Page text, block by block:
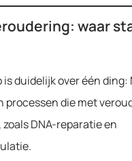
waar
duidelijk over één ding:
processen die met
DNA-reparatie en